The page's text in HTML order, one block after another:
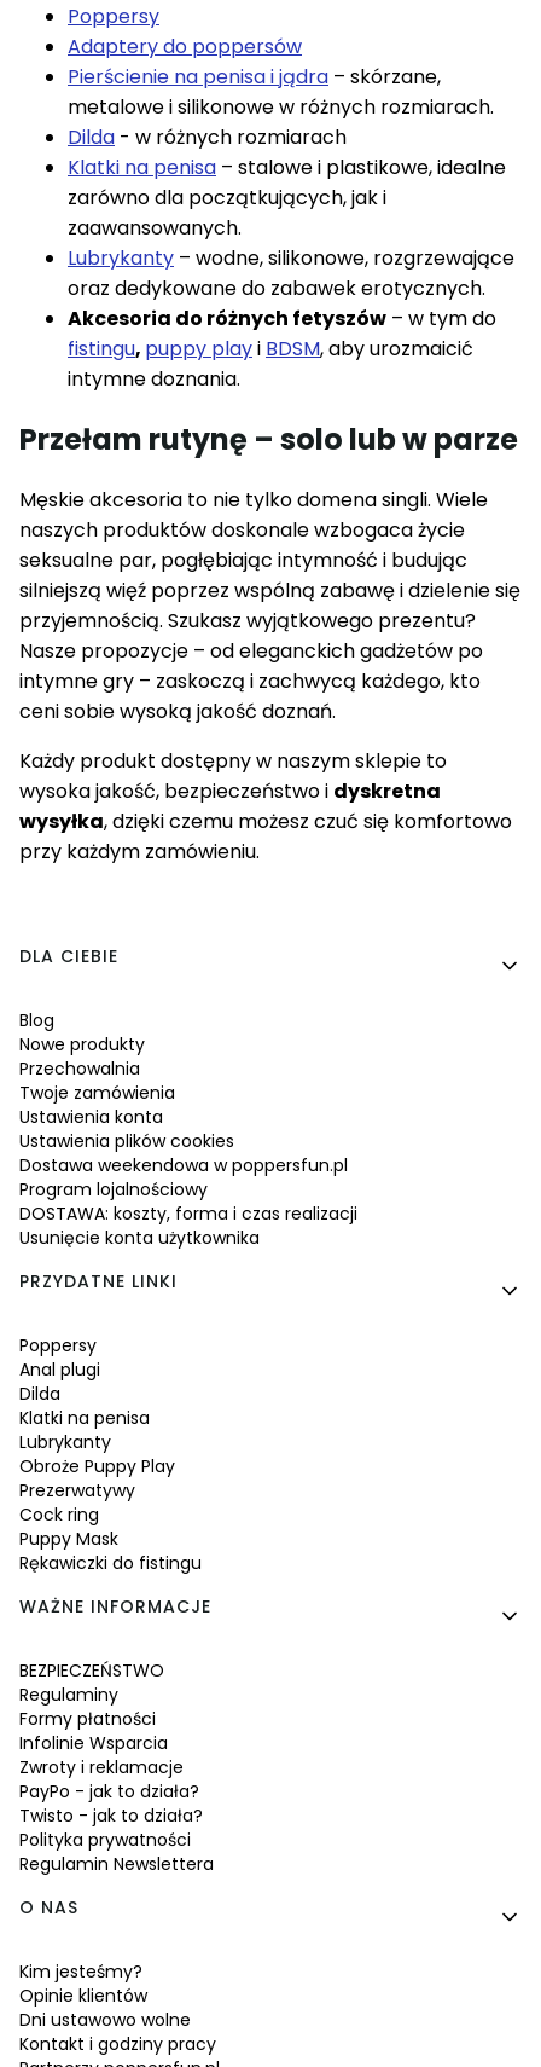
Poppersy
Adaptery do poppersów
Pierścienie na penisa i jądra – skórzane,
metalowe i silikonowe w różnych rozmiarach.
Dilda - w różnych rozmiarach
Klatki na penisa – stalowe i plastikowe, idealne
zarówno dla początkujących, jak i
zaawansowanych.
Lubrykanty – wodne, silikonowe, rozgrzewające
oraz dedykowane do zabawek erotycznych.
Akcesoria do różnych fetyszów – w tym do
fistingu, puppy playi BDSM, aby urozmaicić
intymne doznania.
Przełam rutynę – solo lub w parze
Męskie akcesoria to nie tylko domena singli. Wiele
naszych produktów doskonale wzbogaca życie
seksualne par, pogłębiając intymność i budując
silniejszą więź poprzez wspólną zabawę i dzielenie się
przyjemnością. Szukasz wyjątkowego prezentu?
Nasze propozycje – od eleganckich gadżetów po
intymne gry – zaskoczą i zachwycą każdego, kto
ceni sobie wysoką jakość doznań.
Każdy produkt dostępny w naszym sklepie to
wysoka jakość, bezpieczeństwo i dyskretna
wysyłka, dzięki czemu możesz czuć się komfortowo
przy każdym zamówieniu.
Linki w stopce
DLA CIEBIE
Blog
Nowe produkty
Przechowalnia
Twoje zamówienia
Ustawienia konta
Ustawienia plików cookies
Dostawa weekendowa w poppersfun.pl
Program lojalnościowy
DOSTAWA: koszty, forma i czas realizacji
Usunięcie konta użytkownika
PRZYDATNE LINKI
Poppersy
Anal plugi
Dilda
Klatki na penisa
Lubrykanty
Obroże Puppy Play
Prezerwatywy
Cock ring
Puppy Mask
Rękawiczki do fistingu
WAŻNE INFORMACJE
BEZPIECZEŃSTWO
Regulaminy
Formy płatności
Infolinie Wsparcia
Zwroty i reklamacje
PayPo - jak to działa?
Twisto - jak to działa?
Polityka prywatności
Regulamin Newslettera
O NAS
Kim jesteśmy?
Opinie klientów
Dni ustawowo wolne
Kontakt i godziny pracy